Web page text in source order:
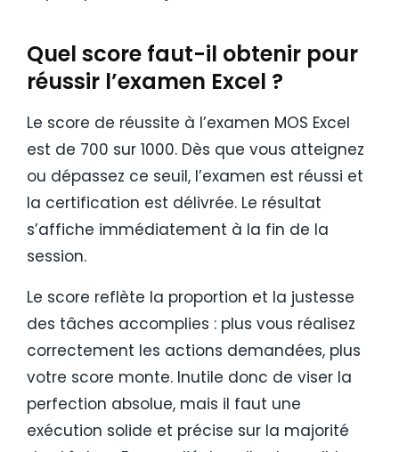
Quel score faut-il obtenir pour
réussir l’examen Excel ?
Le score de réussite à l’examen MOS Excel
est de 700 sur 1000. Dès que vous atteignez
ou dépassez ce seuil, l’examen est réussi et
la certification est délivrée. Le résultat
s’affiche immédiatement à la fin de la
session.
Le score reflète la proportion et la justesse
des tâches accomplies : plus vous réalisez
correctement les actions demandées, plus
votre score monte. Inutile donc de viser la
perfection absolue, mais il faut une
exécution solide et précise sur la majorité